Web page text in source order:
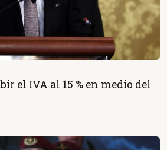
el IVA al 15 % en medio del